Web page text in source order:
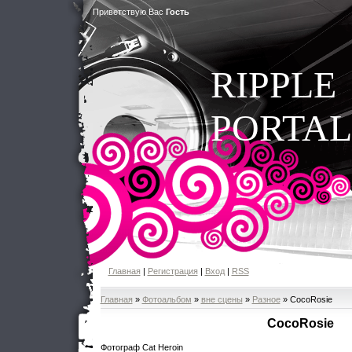
Приветствую Вас Гость
RIPPLE
PORTAL
Главная| Регистрация| Вход| RSS
Главная » Фотоальбом » вне сцены » Разное» СocoRosie
СocoRosie
Фотограф Cat Heroin